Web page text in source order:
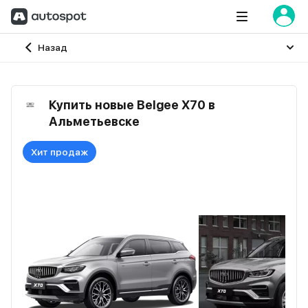
Назад
Главная
Купить новые Belgee X70 в
Альметьевске
Хит продаж